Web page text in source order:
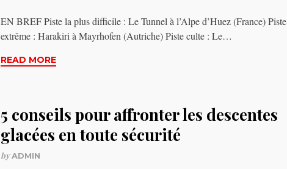
EN BREF Piste la plus difficile : Le Tunnel à l’Alpe d’Huez (France) Piste
extrême : Harakiri à Mayrhofen (Autriche) Piste culte : Le…
READ MORE
5 conseils pour affronter les descentes
glacées en toute sécurité
byADMIN